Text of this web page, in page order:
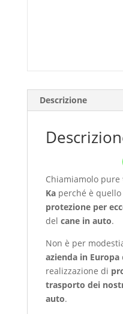
Descrizione
Chiamiamolo pure
Kaperché è quello
protezione per
del cane in auto.
Non è per
azienda in Europa
realizzazione di
trasporto dei
auto.